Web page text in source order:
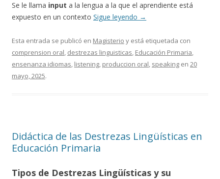
Se le llama input a la lengua a la que el aprendiente está
expuesto en un contexto Sigue leyendo →
Esta entrada se publicó en Magisterio y está etiquetada con
comprension oral, destrezas linguisticas, Educación Primaria,
ensenanza idiomas, listening, produccion oral, speaking en 20
mayo, 2025.
Didáctica de las Destrezas Lingüísticas en
Educación Primaria
Tipos de Destrezas Lingüísticas y su